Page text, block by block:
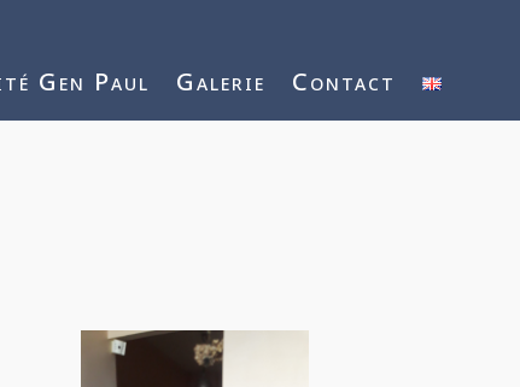
Gen Paul Galerie Contact